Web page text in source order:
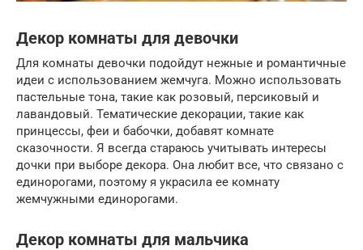
Декор комнаты для девочки
Для комнаты девочки подойдут нежные и романтичные
идеи с использованием жемчуга. Можно использовать
пастельные тона, такие как розовый, персиковый и
лавандовый. Тематические декорации, такие как
принцессы, феи и бабочки, добавят комнате
сказочности. Я всегда стараюсь учитывать интересы
дочки при выборе декора. Она любит все, что связано с
единорогами, поэтому я украсила ее комнату
жемчужными единорогами.
Декор комнаты для мальчика